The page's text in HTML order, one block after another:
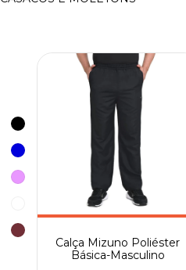
Calça Mizuno Poliéster
Básica-Masculino